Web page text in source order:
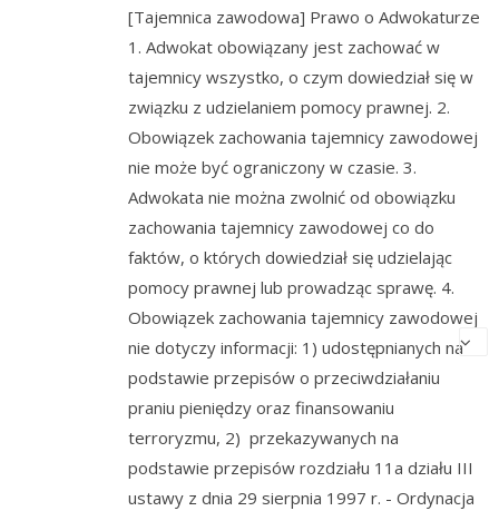
[Tajemnica zawodowa] Prawo o Adwokaturze
1. Adwokat obowiązany jest zachować w
tajemnicy wszystko, o czym dowiedział się w
związku z udzielaniem pomocy prawnej. 2.
Obowiązek zachowania tajemnicy zawodowej
nie może być ograniczony w czasie. 3.
Adwokata nie można zwolnić od obowiązku
zachowania tajemnicy zawodowej co do
faktów, o których dowiedział się udzielając
pomocy prawnej lub prowadząc sprawę. 4.
Obowiązek zachowania tajemnicy zawodowej
nie dotyczy informacji: 1) udostępnianych na
podstawie przepisów o przeciwdziałaniu
praniu pieniędzy oraz finansowaniu
terroryzmu, 2) przekazywanych na
podstawie przepisów rozdziału 11a działu III
ustawy z dnia 29 sierpnia 1997 r. - Ordynacja